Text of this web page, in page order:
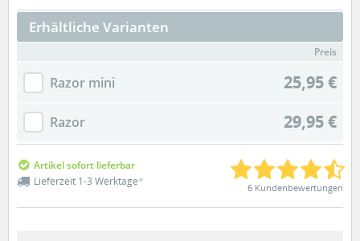
Erhältliche Varianten
Preis
Razor mini 25,95 €
Razor 29,95 €
Artikel sofort lieferbar
Lieferzeit 1-3 Werktage* 6 Kundenbewertungen